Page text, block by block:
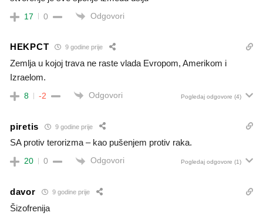
17 0 Odgovori
HEKPCT 9 godine prije
Zemlja u kojoj trava ne raste vlada Evropom, Amerikom i
Izraelom.
8 -2 Odgovori Pogledaj odgovore (4)
piretis 9 godine prije
SA protiv terorizma – kao pušenjem protiv raka.
20 0 Odgovori Pogledaj odgovore (1)
davor 9 godine prije
Šizofrenija